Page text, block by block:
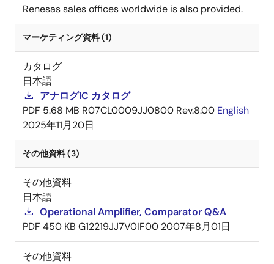
Renesas sales offices worldwide is also provided.
マーケティング資料 (1)
カタログ
日本語
アナログIC カタログ
PDF 5.68 MB R07CL0009JJ0800 Rev.8.00 English
2025年11月20日
その他資料 (3)
その他資料
日本語
Operational Amplifier, Comparator Q&A
PDF 450 KB G12219JJ7V0IF00 2007年8月01日
その他資料